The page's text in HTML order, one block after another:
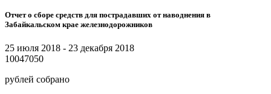
Отчет о сборе средств для пострадавших от наводнения в
Забайкальском крае железнодорожников
25 июля 2018 - 23 декабря 2018
10047050
рублей собрано